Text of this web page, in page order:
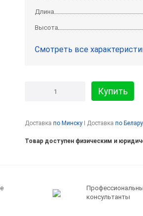
Длина
Высота
Смотреть все
Купить
Доставка по Минску I Доставка по
Товар доступен физическим и
консультанты